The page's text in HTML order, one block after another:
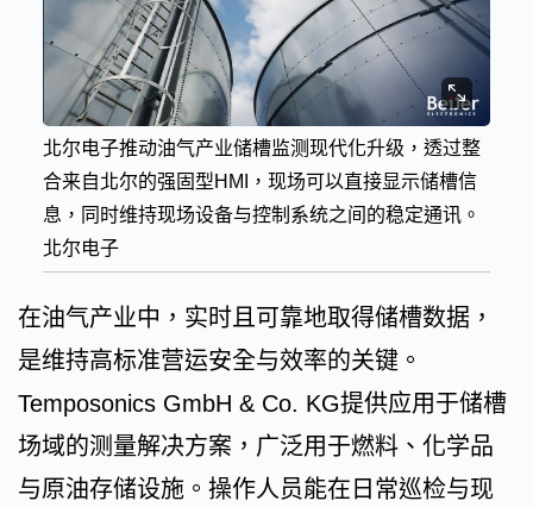
北尔电子推动油气产业储槽监测现代化升级，透过整
合来自北尔的强固型HMI，现场可以直接显示储槽信
息，同时维持现场设备与控制系统之间的稳定通讯。
北尔电子
在油气产业中，实时且可靠地取得储槽数据，
是维持高标准营运安全与效率的关键。
Temposonics GmbH & Co. KG提供应用于储槽
场域的测量解决方案，广泛用于燃料、化学品
与原油存储设施。操作人员能在日常巡检与现